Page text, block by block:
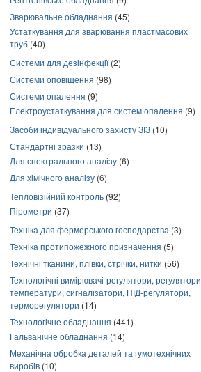
Зварювальне обладнання (45)
Устаткування для зварювання пластмасових
труб (40)
Системи для дезінфекції(2)
Системи оповіщення (98)
Системи опалення (9)
Електроустаткування для систем опалення (9)
Засоби індивідуального захисту ЗІЗ (10)
Стандартні зразки (13)
Для спектрального аналізу (6)
Для хімічного аналізу (6)
Тепловізійний контроль (92)
Пірометри (37)
Техніка для фермерського господарства (3)
Техніка протипожежного призначення (5)
Технічні тканини, плівки, стрічки, нитки (56)
Технологічні вимірювачі-регулятори, регулятори
температури, сигналізатори, ПІД-регулятори,
терморегулятори (14)
Технологічне обладнання (441)
Гальванічне обладнання (14)
Механічна обробка деталей та гумотехнічних
виробів (10)